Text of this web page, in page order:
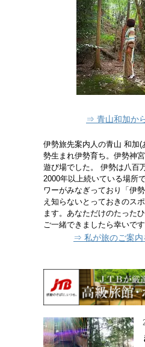
⇒ 青山和加か
伊勢旅先案内人の青山 和加
勢生まれ伊勢育ち。伊勢神
遊び場でした。 伊勢は八百
2000年以上続いている場所
ワーがみなぎっており「伊
え知らないとっておきのス
ます。あなただけのたった
ご一緒できましたら幸いです
⇒ 私が旅のご案内